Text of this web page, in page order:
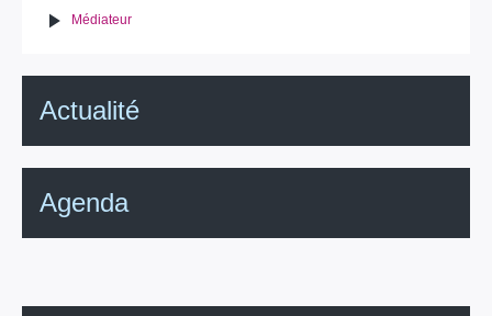
Médiateur
Actualité
Agenda